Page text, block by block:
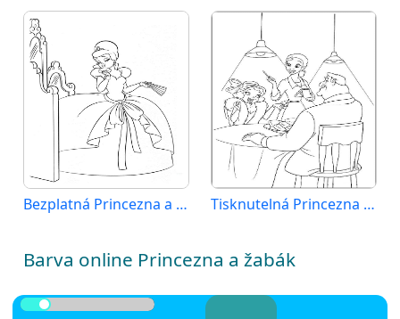
Bezplatná Princezna a žabák k vytištění Tisknutelná Princezna a žabák zdarma
Barva online Princezna a žabák